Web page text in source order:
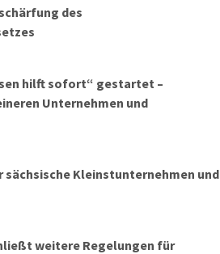
des
hilft sofort“ gestartet –
Unternehmen und
Kleinstunternehmen und
weitere Regelungen für